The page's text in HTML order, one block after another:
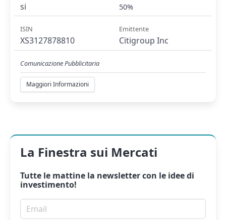
si 50%
ISIN
XS3127878810
Emittente
Citigroup Inc
Comunicazione Pubblicitaria
Maggiori Informazioni
La Finestra sui Mercati
Tutte le mattine la newslettercon le idee di
investimento!
Email per newsletter